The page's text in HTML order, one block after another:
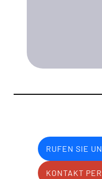
RUFEN SIE
KONTAKT